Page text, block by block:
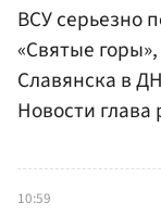
ВСУ серьезно
«Святые
Славянска в
Новости
10:59